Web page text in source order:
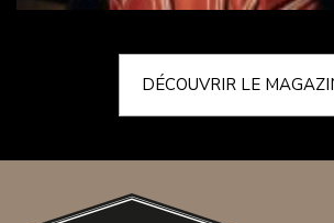
DÉCOUVRIR LE